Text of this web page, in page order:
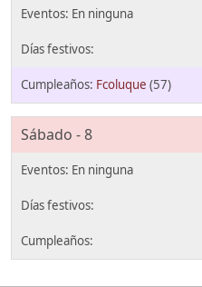
Fcoluque (57)
Sábado - 8